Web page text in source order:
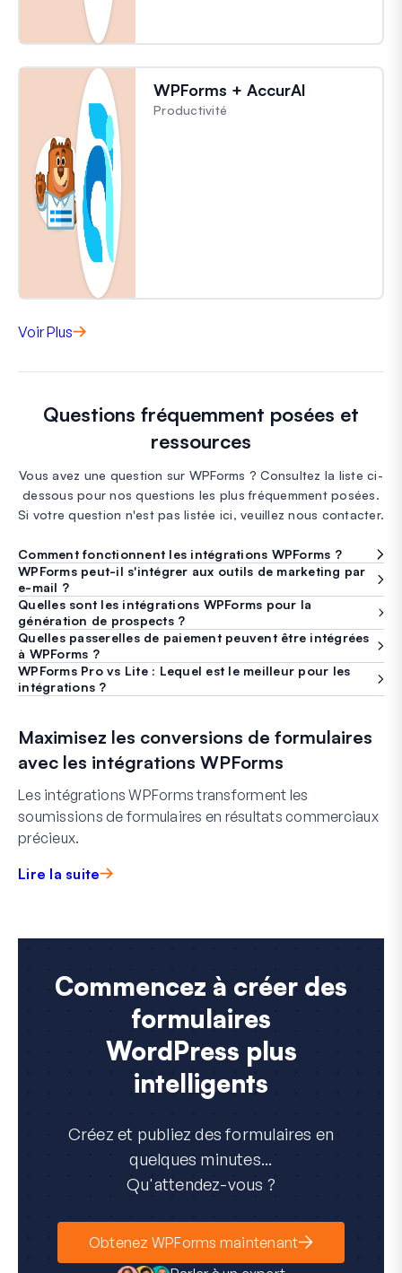
WPForms + AccurAI
Productivité
Voir Plus
Questions fréquemment posées et
ressources
Vous avez une question sur WPForms ? Consultez la liste ci-
dessous pour nos questions les plus fréquemment posées.
Si votre question n'est pas listée ici, veuillez nous contacter.
Comment fonctionnent les intégrations WPForms ?
WPForms peut-il s'intégrer aux outils de marketing par
e-mail ?
Quelles sont les intégrations WPForms pour la
génération de prospects ?
Quelles passerelles de paiement peuvent être intégrées
à WPForms ?
WPForms Pro vs Lite : Lequel est le meilleur pour les
intégrations ?
Maximisez les conversions de formulaires
avec les intégrations WPForms
Les intégrations WPForms transforment les
soumissions de formulaires en résultats commerciaux
précieux.
Lire la suite
Commencez à créer des
formulaires
WordPress plus
intelligents
Créez et publiez des formulaires en
quelques minutes...
Qu'attendez-vous ?
Obtenez WPForms maintenant